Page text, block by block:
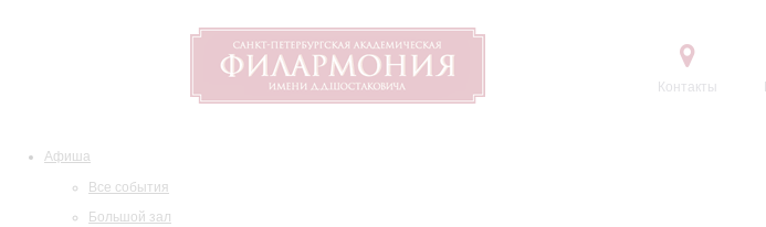
Контакты
Афиша
Все события
Большой зал